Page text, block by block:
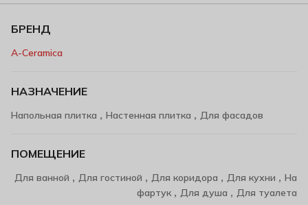
БРЕНД
A-Ceramica
НАЗНАЧЕНИЕ
Напольная плитка , Настенная плитка , Для фасадов
ПОМЕЩЕНИЕ
Для ванной , Для гостиной , Для коридора , Для кухни , На
фартук , Для душа , Для туалета